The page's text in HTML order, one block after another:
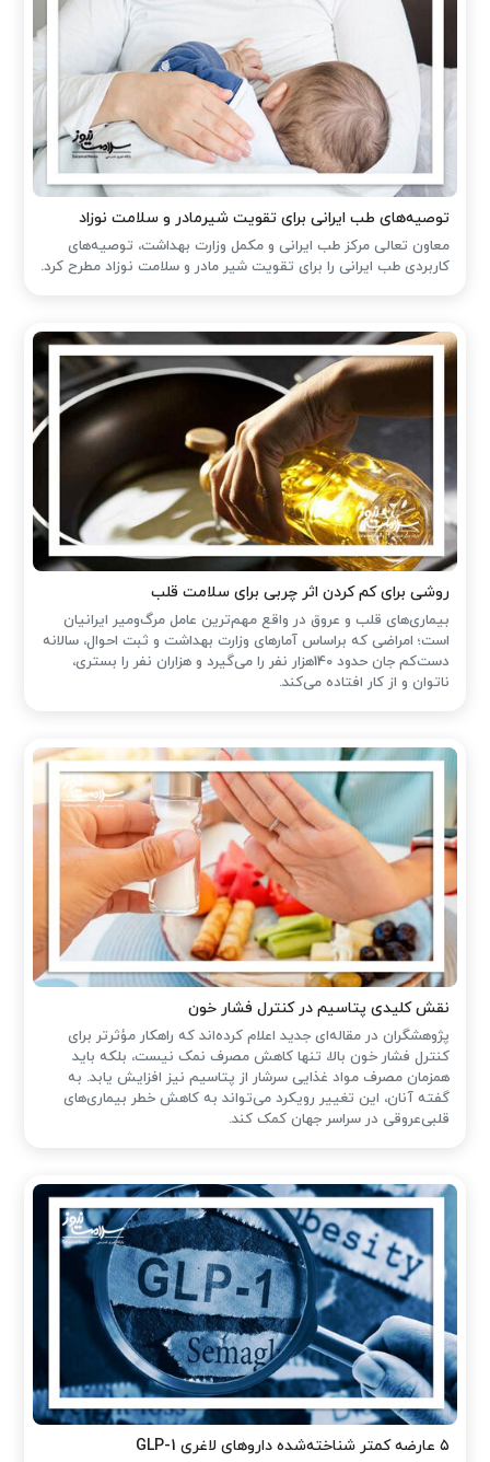
توصیه‌های طب ایرانی برای تقویت شیرمادر و سلامت نوزاد
معاون تعالی مرکز طب ایرانی و مکمل وزارت بهداشت، توصیه‌های
کاربردی طب ایرانی را برای تقویت شیر مادر و سلامت نوزاد مطرح کرد.
روشی برای کم کردن اثر چربی برای سلامت قلب
بیماری‌های قلب و عروق در واقع مهم‌ترین عامل مرگ‌ومیر ایرانیان
است؛ امراضی که براساس آمارهای وزارت بهداشت و ثبت احوال، سالانه
دست‌کم جان حدود 140هزار نفر را می‌گیرد و هزاران نفر را بستری،
ناتوان و از کار افتاده می‌کند.
نقش کلیدی پتاسیم در کنترل فشار خون
پژوهشگران در مقاله‌ای جدید اعلام کرده‌اند که راهکار مؤثرتر برای
کنترل فشار خون بالا، تنها کاهش مصرف نمک نیست، بلکه باید
همزمان مصرف مواد غذایی سرشار از پتاسیم نیز افزایش یابد. به
گفته آنان، این تغییر رویکرد می‌تواند به کاهش خطر بیماری‌های
قلبی‌عروقی در سراسر جهان کمک کند.
۵ عارضه کمتر شناخته‌شده داروهای لاغری GLP-1